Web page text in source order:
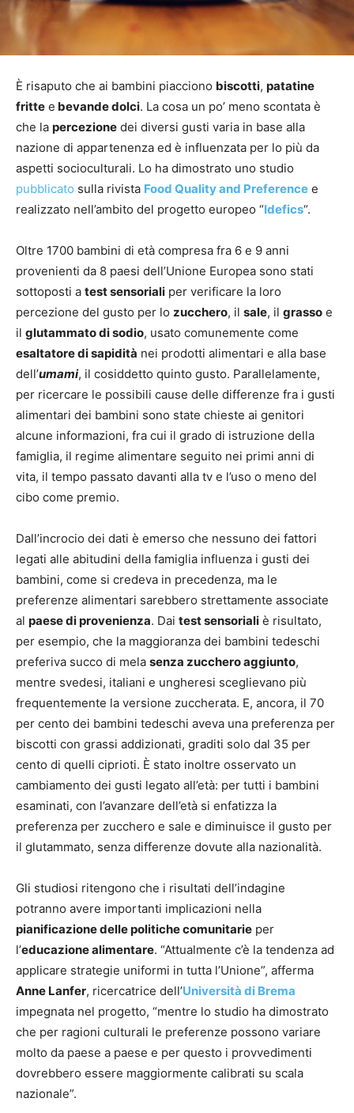
È risaputo che ai bambini piacciono biscotti, patatine
fritte e bevande dolci. La cosa un po’ meno scontata è
che la percezione dei diversi gusti varia in base alla
nazione di appartenenza ed è influenzata per lo più da
aspetti socioculturali. Lo ha dimostrato uno studio
pubblicato sulla rivista Food Quality and Preference e
realizzato nell’ambito del progetto europeo “Idefics“.
Oltre 1700 bambini di età compresa fra 6 e 9 anni
provenienti da 8 paesi dell’Unione Europea sono stati
sottoposti a test sensoriali per verificare la loro
percezione del gusto per lo zucchero, il sale, il grasso e
il glutammato di sodio, usato comunemente come
esaltatore di sapidità nei prodotti alimentari e alla base
dell’umami, il cosiddetto quinto gusto. Parallelamente,
per ricercare le possibili cause delle differenze fra i gusti
alimentari dei bambini sono state chieste ai genitori
alcune informazioni, fra cui il grado di istruzione della
famiglia, il regime alimentare seguito nei primi anni di
vita, il tempo passato davanti alla tv e l’uso o meno del
cibo come premio.
Dall’incrocio dei dati è emerso che nessuno dei fattori
legati alle abitudini della famiglia influenza i gusti dei
bambini, come si credeva in precedenza, ma le
preferenze alimentari sarebbero strettamente associate
al paese di provenienza. Dai test sensoriali è risultato,
per esempio, che la maggioranza dei bambini tedeschi
preferiva succo di mela senza zucchero aggiunto,
mentre svedesi, italiani e ungheresi sceglievano più
frequentemente la versione zuccherata. E, ancora, il 70
per cento dei bambini tedeschi aveva una preferenza per
biscotti con grassi addizionati, graditi solo dal 35 per
cento di quelli ciprioti. È stato inoltre osservato un
cambiamento dei gusti legato all’età: per tutti i bambini
esaminati, con l’avanzare dell’età si enfatizza la
preferenza per zucchero e sale e diminuisce il gusto per
il glutammato, senza differenze dovute alla nazionalità.
Gli studiosi ritengono che i risultati dell’indagine
potranno avere importanti implicazioni nella
pianificazione delle politiche comunitarie per
l’educazione alimentare. “Attualmente c’è la tendenza ad
applicare strategie uniformi in tutta l’Unione”, afferma
Anne Lanfer, ricercatrice dell’Università di Brema
impegnata nel progetto, “mentre lo studio ha dimostrato
che per ragioni culturali le preferenze possono variare
molto da paese a paese e per questo i provvedimenti
dovrebbero essere maggiormente calibrati su scala
nazionale”.